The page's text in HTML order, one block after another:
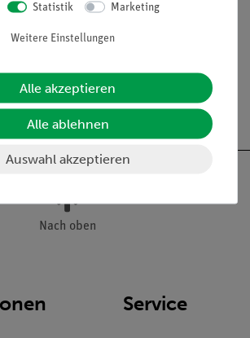
ab 300,- €
Nach oben
Service
Statistik Marketing
Weitere Einstellungen
Alle akzeptieren
Alle ablehnen
Auswahl akzeptieren